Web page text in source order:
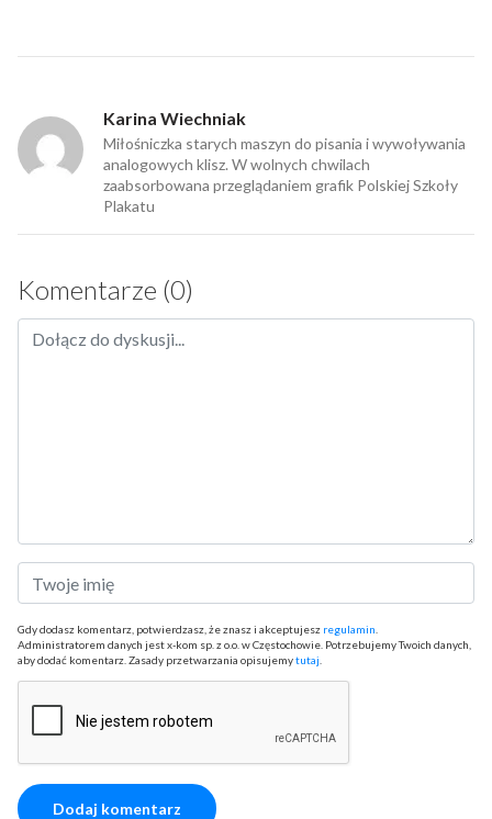
Karina Wiechniak
Miłośniczka starych maszyn do pisania i wywoływania
analogowych klisz. W wolnych chwilach
zaabsorbowana przeglądaniem grafik Polskiej Szkoły
Plakatu
Komentarze (0)
Gdy dodasz komentarz, potwierdzasz, że znasz i akceptujesz regulamin
Administratorem danych jest x-kom sp. z o.o. w Częstochowie. Potrzebujemy Twoich danych,
aby dodać komentarz. Zasady przetwarzania opisujemytutaj